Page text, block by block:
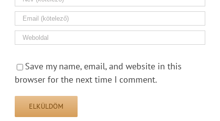
Save my name, email, and website in this
browser for the next time I comment.